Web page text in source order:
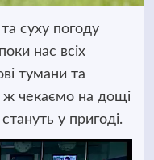
суху погоду
нас всіх
тумани та
ж чекаємо на дощі
у пригоді.